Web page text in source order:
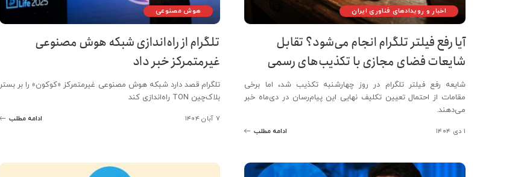
اخبار و رویدادهای فناوری ایران
آیا رفع فیلتر تلگرام انجام می‌‌شود؟ تقابل
شایعات فضای مجازی با تکذیب‌های رسمی
شایعه رفع فیلتر تلگرام در روز چهارشنبه تکذیب شد، اما برخی
مقامات از احتمال تعیین تکلیف نهایی این پیام‌رسان در دی‌ماه خبر
می‌دهند.
۱ دی ۱۴۰۴ ادامه مطلب
هوش مصنوعی
تلگرام از راه‌اندازی شبکه هوش مصنوعی
غیرمتمرکز خبر داد
تلگرام قصد دارد شبکه هوش مصنوعی غیرمتمرکز «کوکون» را بر بستر
بلاک‌چین TON راه‌اندازی کند
۷ آبان ۱۴۰۴ ادامه مطلب